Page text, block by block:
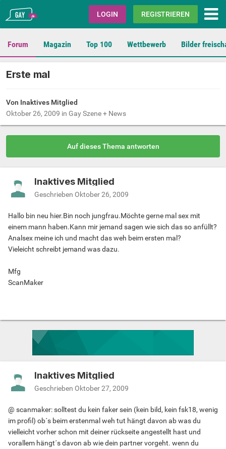
Gay.de LOGIN REGISTRIEREN
Forum Magazin Top 100 Wettbewerb Bilder
Erste mal
Von Inaktives Mitglied
Oktober 26, 2009 in Gay Szene + News
Auf dieses Thema antworten
Inaktives Mitglied
Geschrieben Oktober 26, 2009
Hallo bin neu hier.Bin noch jungfrau.Möchte gerne mal sex mit
einem mann haben.Kann mir jemand sagen wie sich das so anfüllt?
Analsex meine ich und macht das weh beim ersten mal?
Vieleicht schreibt jemand was dazu.
Mfg
ScanMaker
Inaktives Mitglied
Geschrieben Oktober 27, 2009
@ scanmaker: solltest du kein faker sein (kein bild, kein fsk18, wenig
im profil) ob´s beim erstenmal weh tut hängt davon ab was du
vielleicht vorher schon mit deiner rückseite angestellt hast und
vorallem hängt´s davon ab wie dein partner vorgeht. wenn du